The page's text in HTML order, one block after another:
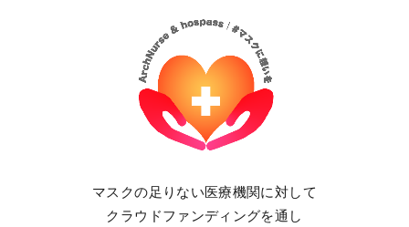
マスクの足りない医療機関に対して
クラウドファンディングを通し